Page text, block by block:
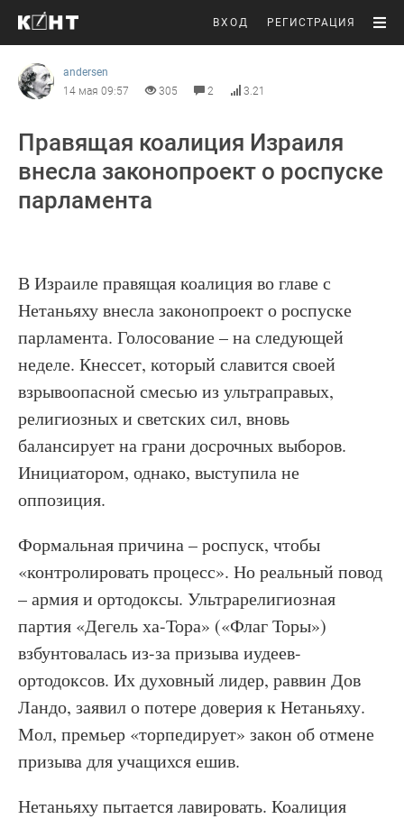
ВХОД РЕГИСТРАЦИЯ
andersen
14 мая 09:57
305 2 3.21
Правящая коалиция Израиля
внесла законопроект о роспуске
парламента
В Израиле правящая коалиция во главе с
Нетаньяху внесла законопроект о роспуске
парламента. Голосование – на следующей
неделе. Кнессет, который славится своей
взрывоопасной смесью из ультраправых,
религиозных и светских сил, вновь
балансирует на грани досрочных выборов.
Инициатором, однако, выступила не
оппозиция.
Формальная причина – роспуск, чтобы
«контролировать процесс». Но реальный повод
– армия и ортодоксы. Ультрарелигиозная
партия «Дегель ха-Тора» («Флаг Торы»)
взбунтовалась из-за призыва иудеев-
ортодоксов. Их духовный лидер, раввин Дов
Ландо, заявил о потере доверия к Нетаньяху.
Мол, премьер «торпедирует» закон об отмене
призыва для учащихся ешив.
Нетаньяху пытается лавировать. Коалиция